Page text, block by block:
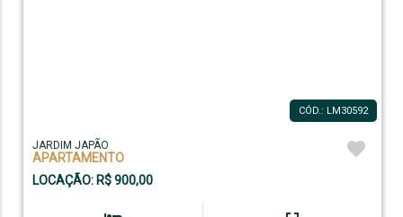
CÓD.: LM30592
JARDIM JAPÃO
APARTAMENTO
LOCAÇÃO: R$ 900,00